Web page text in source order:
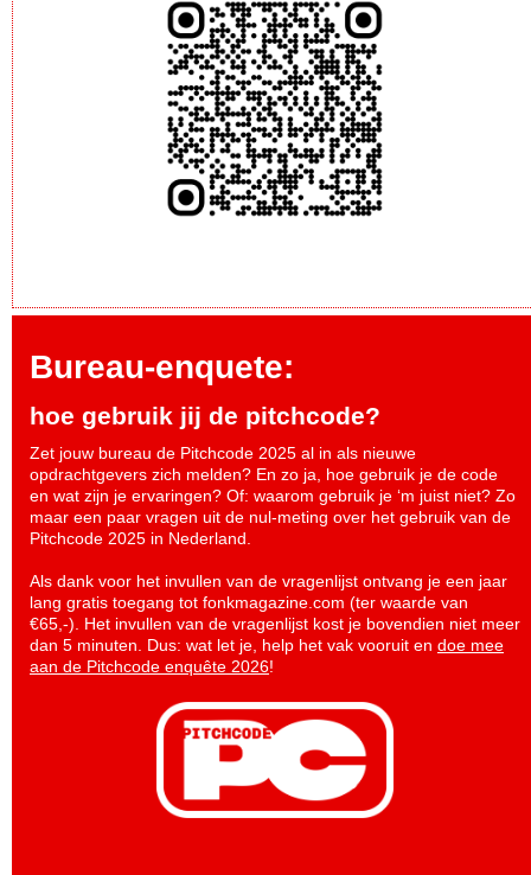
Bureau-enquete:
hoe gebruik jij de pitchcode?
Zet jouw bureau de Pitchcode 2025 al in als nieuwe
opdrachtgevers zich melden? En zo ja, hoe gebruik je de code
en wat zijn je ervaringen? Of: waarom gebruik je ‘m juist niet? Zo
maar een paar vragen uit de nul-meting over het gebruik van de
Pitchcode 2025 in Nederland.
Als dank voor het invullen van de vragenlijst ontvang je een jaar
lang gratis toegang tot fonkmagazine.com (ter waarde van
€65,-). Het invullen van de vragenlijst kost je bovendien niet meer
dan 5 minuten. Dus: wat let je, help het vak vooruit en doe mee
aan de Pitchcode enquête 2026!